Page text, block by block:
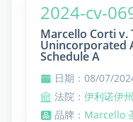
2024-cv-
Marcello Corti v.
Unincorporated
Schedule A
日期：08/07/
法院： 伊利诺伊
品牌： Marcello